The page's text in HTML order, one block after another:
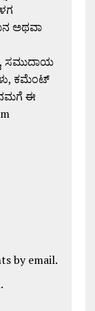
ಅಥವಾ
ಸಮುದಾಯ
ಕಮೆಂಟ್
ನಮಗೆ ಈ
by email.